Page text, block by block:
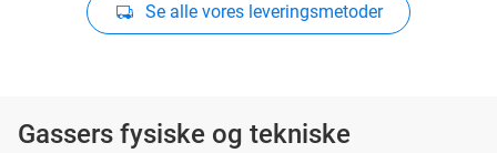
Se alle vores leveringsmetoder
Gassers fysiske og tekniske